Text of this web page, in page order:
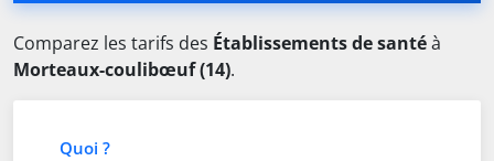
Comparez les tarifs des Établissements de santéà
Morteaux-coulibœuf (14).
Quoi ?